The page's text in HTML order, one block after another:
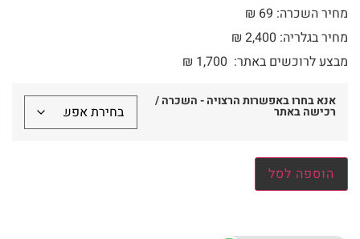
מחיר השכרה: 69 ₪
מחיר בגלריה: 2,400 ₪
מבצע לרוכשים באתר:
₪ 1,700
אנא בחרו באפשרות הרצויה - השכרה /
רכישה באתר
הוספה לסל